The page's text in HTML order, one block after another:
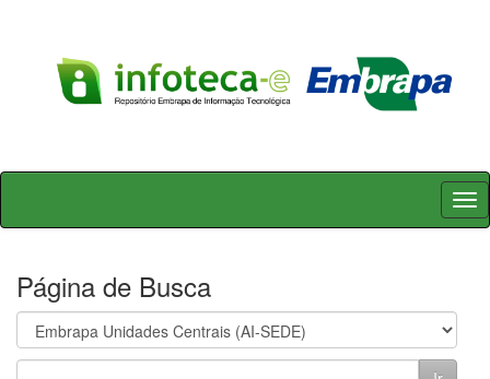
Skip
Página de Busca